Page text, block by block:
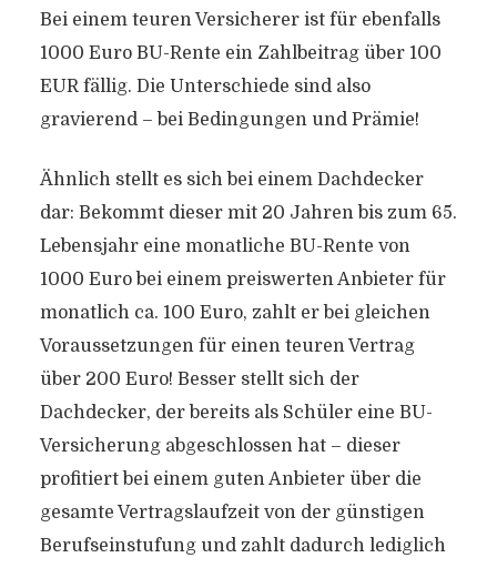
Bei einem teuren Versicherer ist für ebenfalls
1000 Euro BU-Rente ein Zahlbeitrag über 100
EUR fällig. Die Unterschiede sind also
gravierend – bei Bedingungen und Prämie!
Ähnlich stellt es sich bei einem Dachdecker
dar: Bekommt dieser mit 20 Jahren bis zum 65.
Lebensjahr eine monatliche BU-Rente von
1000 Euro bei einem preiswerten Anbieter für
monatlich ca. 100 Euro, zahlt er bei gleichen
Voraussetzungen für einen teuren Vertrag
über 200 Euro! Besser stellt sich der
Dachdecker, der bereits als Schüler eine BU-
Versicherung abgeschlossen hat – dieser
profitiert bei einem guten Anbieter über die
gesamte Vertragslaufzeit von der günstigen
Berufseinstufung und zahlt dadurch lediglich